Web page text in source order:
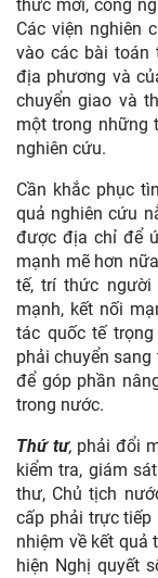
thức mới, công
Các viện nghiên
vào các bài toán
địa phương và
chuyển giao và
một trong những
nghiên cứu.
Cần khắc phục
quả nghiên cứu
được địa chỉ để
mạnh mẽ hơn
tế, trí thức người
mạnh, kết nối
tác quốc tế
phải chuyển
để góp phần
trong nước.
Thứ tư, phải đổi
kiểm tra, giám
thư, Chủ tịch
cấp phải trực tiếp
nhiệm về kết quả
hiện Nghị quyết